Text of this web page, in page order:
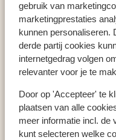
gebruik van
marketingprestaties
kunnen personaliseren.
derde partij cookies
internetgedrag volgen
relevanter voor je te
Door op 'Accepteer' te
plaatsen van alle
meer informatie incl. de
kunt selecteren welke
Populaire
Skicircus